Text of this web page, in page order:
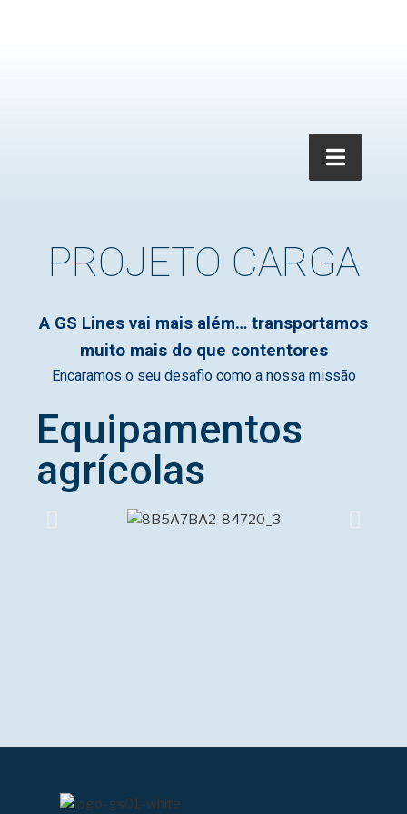
PROJETO CARGA
A GS Lines vai mais além… transportamos
muito mais do que contentores
Encaramos o seu desafio como a nossa missão
Equipamentos
agrícolas